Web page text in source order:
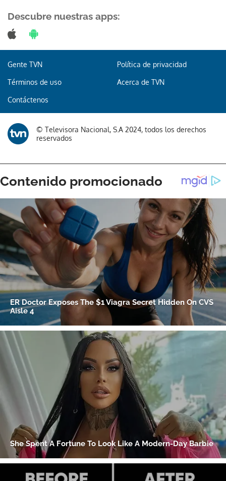
Gracias por suscribirte a nuestro boletín.
ACEPTAR
Descubre nuestras apps:
Gente TVN Política de privacidad
Términos de uso Acerca de TVN
Contáctenos
© Televisora Nacional, S.A 2024, todos los derechos
reservados